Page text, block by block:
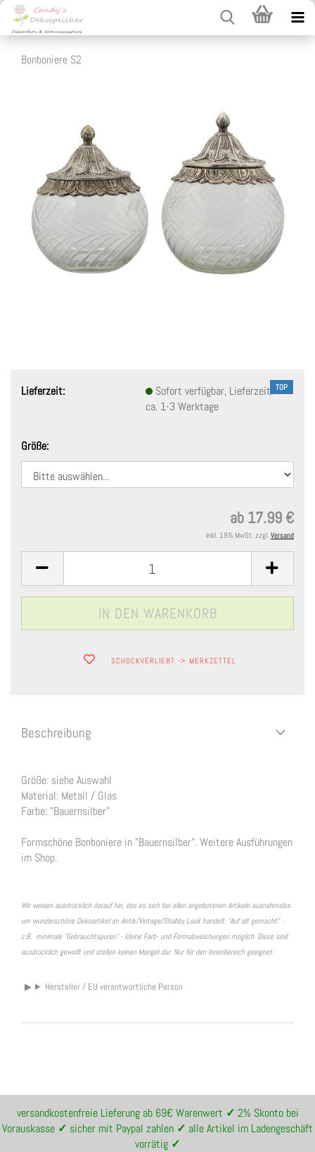
Bonboniere S2
TOP
Lieferzeit:
Sofort verfügbar, Lieferzeit:
ca. 1-3 Werktage
Größe:
ab 17.99 €
inkl. 19% MwSt. zzgl. Versand
SCHOCKVERLIEBT -> MERKZETTEL
Beschreibung
Größe: siehe Auswahl
Material: Metall / Glas
Farbe: "Bauernsilber"
Formschöne Bonboniere in "Bauernsilber". Weitere Ausführungen
im Shop.
Wir weisen ausdrücklich darauf hin, das es sich bei allen angebotenen Artikeln ausnahmslos
um wunderschöne Dekoartikel im Antik/Vintage/Shabby Look handelt. "Auf alt gemacht" -
z.B. minimale "Gebrauchtspuren" - kleine Farb- und Formabweichungen möglich. Diese sind
ausdrücklich gewollt und stellen keinen Mangel dar. Nur für den Innenbereich geeignet.
Hersteller / EU verantwortliche Person
versandkostenfreie Lieferung ab 69€ Warenwert ✓ 2% Skonto bei
Vorauskasse ✓ sicher mit Paypal zahlen ✓ alle Artikel im Ladengeschäft
vorrätig ✓